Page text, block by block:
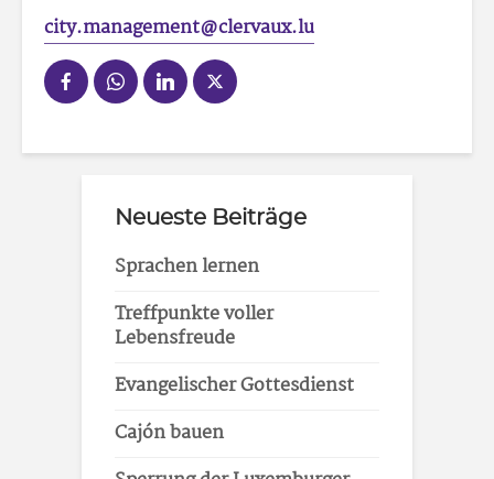
city.management@clervaux.lu
Neueste Beiträge
Sprachen lernen
Treffpunkte voller
Lebensfreude
Evangelischer Gottesdienst
Cajón bauen